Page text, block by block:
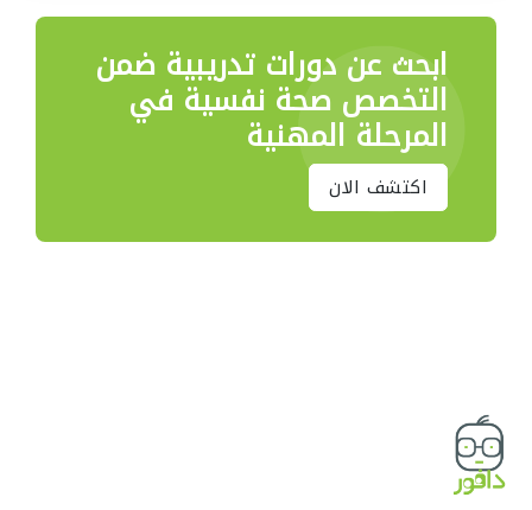
ابحث عن دورات تدريبية ضمن
التخصص صحة نفسية في
المرحلة المهنية
اكتشف الان